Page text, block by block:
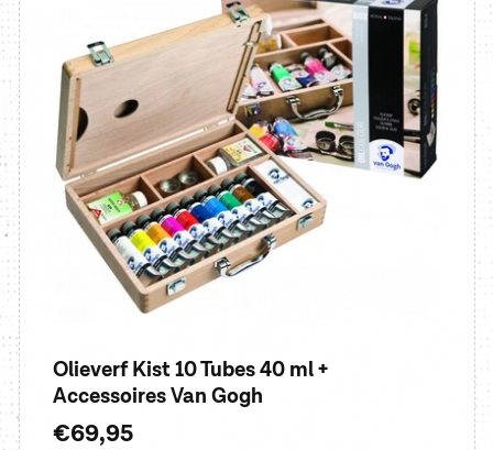
Olieverf Kist 10 Tubes 40 ml +
Accessoires Van Gogh
Normale
€69,95